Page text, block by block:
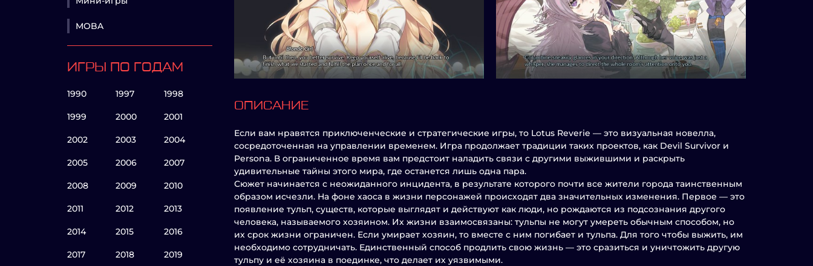
MOBA
ИГРЫ ПО ГОДАМ
1990 1997 1998
1999 2000 2001
2002 2003 2004
2005 2006 2007
2008 2009 2010
2011 2012 2013
2014 2015 2016
2017 2018 2019
ОПИСАНИЕ
Если вам нравятся приключенческие и стратегические игры, то Lotus Reverie — это визуальная новелла,
сосредоточенная на управлении временем. Игра продолжает традиции таких проектов, как Devil Survivor и
Persona. В ограниченное время вам предстоит наладить связи с другими выжившими и раскрыть
удивительные тайны этого мира, где останется лишь одна пара.
Сюжет начинается с неожиданного инцидента, в результате которого почти все жители города таинственным
образом исчезли. На фоне хаоса в жизни персонажей происходят два значительных изменения. Первое — это
появление тульп, существ, которые выглядят и действуют как люди, но рождаются из подсознания другого
человека, называемого хозяином. Их жизни взаимосвязаны: тульпы не могут умереть обычным способом, но
их срок жизни ограничен. Если умирает хозяин, то вместе с ним погибает и тульпа. Для того чтобы выжить, им
необходимо сотрудничать. Единственный способ продлить свою жизнь — это сразиться и уничтожить другую
тульпу и её хозяина в поединке, что делает их уязвимыми.